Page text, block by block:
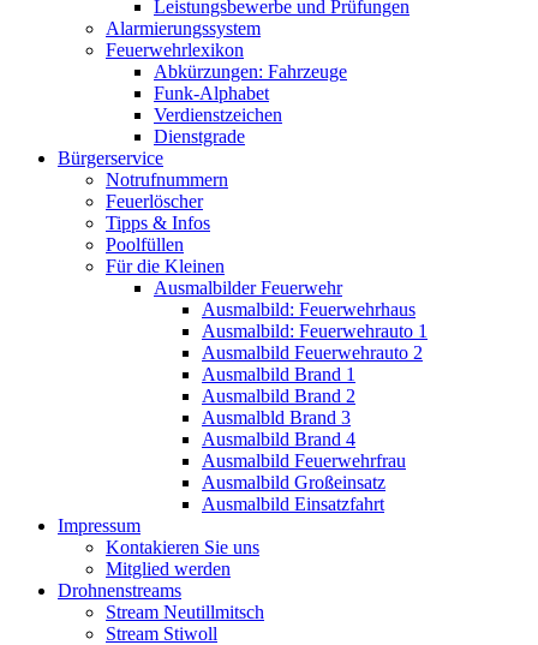
Leistungsbewerbe und Prüfungen
Alarmierungssystem
Feuerwehrlexikon
Abkürzungen: Fahrzeuge
Funk-Alphabet
Verdienstzeichen
Dienstgrade
Bürgerservice
Notrufnummern
Feuerlöscher
Tipps & Infos
Poolfüllen
Für die Kleinen
Ausmalbilder Feuerwehr
Ausmalbild: Feuerwehrhaus
Ausmalbild: Feuerwehrauto 1
Ausmalbild Feuerwehrauto 2
Ausmalbild Brand 1
Ausmalbild Brand 2
Ausmalbld Brand 3
Ausmalbild Brand 4
Ausmalbild Feuerwehrfrau
Ausmalbild Großeinsatz
Ausmalbild Einsatzfahrt
Impressum
Kontakieren Sie uns
Mitglied werden
Drohnenstreams
Stream Neutillmitsch
Stream Stiwoll